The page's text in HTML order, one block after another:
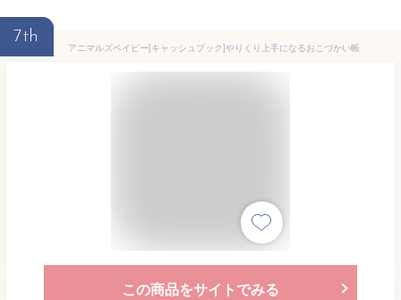
7th
アニマルズベイビー[キャッシュブック]やりくり上手になるおこづかい帳
この商品をサイトでみる